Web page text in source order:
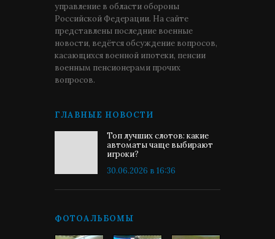
управление в области обороны
Российской Федерации. На сайте
представлены последние военные
новости, ведётся обсуждение вопросов,
касающихся военной ипотеки, пенсии
военным пенсионерами прочих
вопросов.
ГЛАВНЫЕ НОВОСТИ
Топ лучших слотов: какие
автоматы чаще выбирают
игроки?
30.06.2026 в 16:36
ФОТОАЛЬБОМЫ